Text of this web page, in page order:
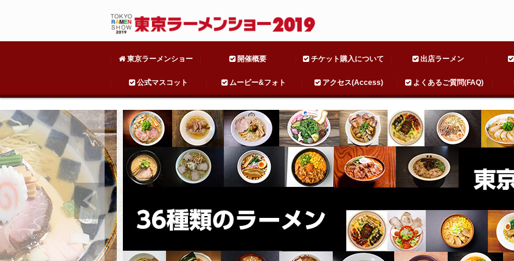
東京ラーメンショー 開催概要 チケット購入について 出店ラーメン
公式マスコット ムービー&フォト アクセス(Access) よくあるご質問(FAQ)